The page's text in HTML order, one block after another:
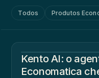
Todos Produtos
Kento AI: o
Economatica